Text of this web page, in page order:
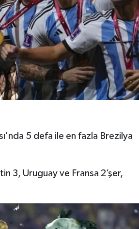
5 defa ile en fazla Brezilya
3, Uruguay ve Fransa 2’şer,